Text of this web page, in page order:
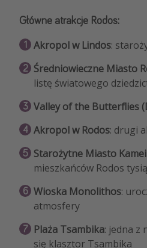
Główne atrakcje Rodos:
Akropol w Lindos:
Średniowieczne Miasto
listę światowego
Valley of the Butterflies
Akropol w Rodos: drugi
Starożytne Miasto
mieszkańców Rodos
Wioska Monolithos:
atmosfery
Plaża Tsambika: jedna z
się klasztor Tsambika